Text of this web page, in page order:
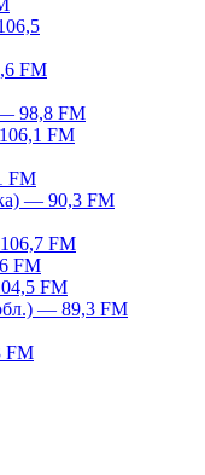
FM
98,8 FM
FM
FM
— 90,3 FM
FM
FM
FM
— 89,3 FM
FM